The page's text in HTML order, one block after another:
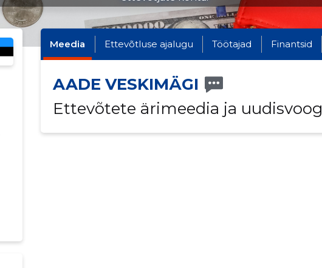
Meedia Ettevõtluse ajalugu Töötajad Finantsid
AADE VESKIMÄGI
Ettevõtete ärimeedia ja uudisvoog